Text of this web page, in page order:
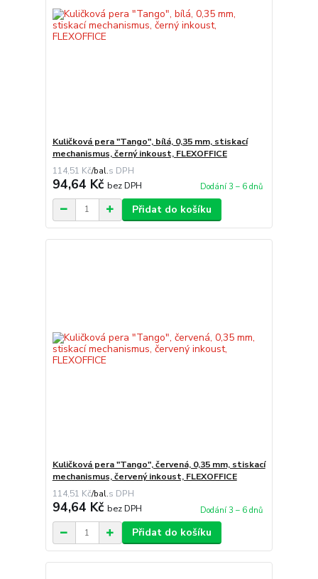
Kuličková pera "Tango", bílá, 0,35 mm, stiskací
mechanismus, černý inkoust, FLEXOFFICE
114,51 Kč/bal.
94,64 Kč bez DPH Dodání 3 – 6 dnů
Přidat do košíku
Kuličková pera "Tango", červená, 0,35 mm, stiskací
mechanismus, červený inkoust, FLEXOFFICE
114,51 Kč/bal.
94,64 Kč bez DPH Dodání 3 – 6 dnů
Přidat do košíku